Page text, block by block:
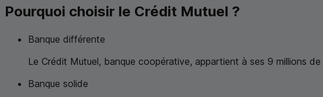
Pourquoi choisir le Crédit Mutuel ?
Banque différente
Le Crédit Mutuel, banque coopérative, appartient à ses 9 millions
Banque solide